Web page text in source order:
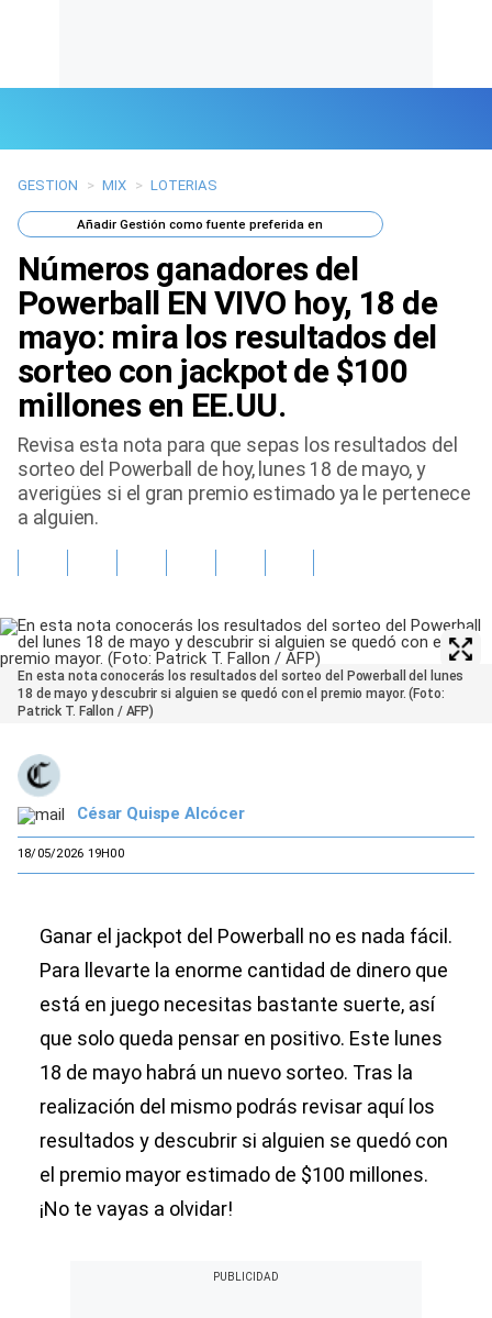
Últimas Noticias
Mi Bolsillo
Respuestas
Gente
Vida Laboral
Tendencias Mix
Sports
GESTION > MIX > LOTERIAS
AñadirGestión como fuente preferida en
Números ganadores del
Powerball EN VIVO hoy, 18 de
mayo: mira los resultados del
sorteo con jackpot de $100
millones en EE.UU.
Revisa esta nota para que sepas los resultados del
sorteo del Powerball de hoy, lunes 18 de mayo, y
averigües si el gran premio estimado ya le pertenece
a alguien.
En esta nota conocerás los resultados del sorteo del Powerball del lunes
18 de mayo y descubrir si alguien se quedó con el premio mayor. (Foto:
Patrick T. Fallon / AFP)
César Quispe Alcócer
18/05/2026 19H00
Ganar el jackpot del Powerball no es nada fácil.
Para llevarte la enorme cantidad de dinero que
está en juego necesitas bastante suerte, así
que solo queda pensar en positivo. Este lunes
18 de mayo habrá un nuevo sorteo. Tras la
realización del mismo podrás revisar aquí los
resultados y descubrir si alguien se quedó con
el premio mayor estimado de $100 millones.
¡No te vayas a olvidar!